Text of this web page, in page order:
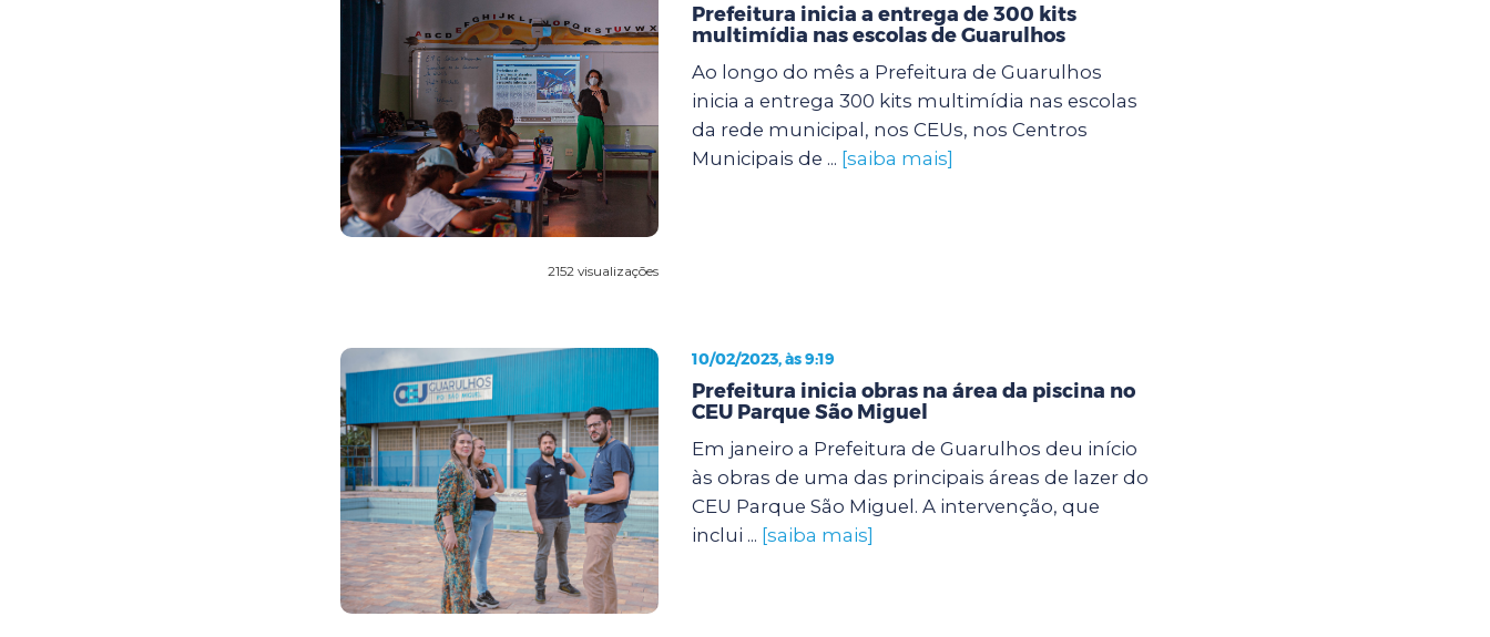
2152 visualizações
Prefeitura inicia a entrega de 300 kits
multimídia nas escolas de Guarulhos
Ao longo do mês a Prefeitura de Guarulhos
inicia a entrega 300 kits multimídia nas escolas
da rede municipal, nos CEUs, nos Centros
Municipais de ... [saiba mais]
10/02/2023, às 9:19
Prefeitura inicia obras na área da piscina no
CEU Parque São Miguel
Em janeiro a Prefeitura de Guarulhos deu início
às obras de uma das principais áreas de lazer do
CEU Parque São Miguel. A intervenção, que
inclui ... [saiba mais]